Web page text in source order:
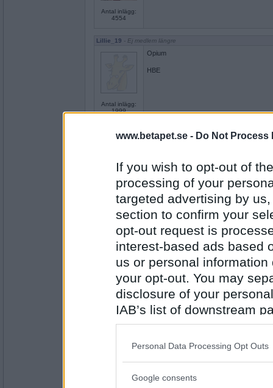
www.betapet.se - Do Not Process
If you wish to opt-out of
processing of your
targeted advertising by
section to confirm your
opt-out request is
interest-based ads based
us or personal
your opt-out. You may
disclosure of your
IAB’s list of downstream
also be disclosed by us
Downstream Participants
Please note that this
Personal Data Processing Opt Outs
Google consents
Antal inlägg:
4554
Lillie_19 - Ej medlem längre
Antal inlägg:
1999
Opium
HBE
PipTheFennec
Antal inlägg:
Greta grus
Antal inlägg:
27944
Befriad
HGD
HUB